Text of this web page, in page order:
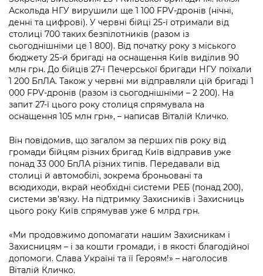
Підприємства, установи, організації
Kyiv International Relations
Річні звіти
Гендерна політика
Безбар'єрність
Портал Захисників та Захисниць
Безбар'єрність
Портал послуг
Міський застосунок Київ Цифровий
Важливе під час воєнного стану
Уряд» – місцевий рівень»
Важливе під час воєнного стану
Про відкриті дані
Портал даних Києва
Публічні дашборди
Аскольда НГУ вирушили ще 1 100 FPV-дронів (нічні,
денні та цифрові). У червні бійці 25-ї отримали від
столиці 700 таких безпілотників (разом із
сьогоднішніми це 1 800). Від початку року з міського
бюджету 25-й бригаді на оснащення Київ виділив 90
млн грн. До бійців 27-ї Печерської бригади НГУ поїхали
1 200 БпЛА. Також у червні ми відправляли цій бригаді 1
000 FPV-дронів (разом із сьогоднішніми – 2 200). На
запит 27-ї цього року столиця спрямувала на
оснащення 105 млн грн», – написав Віталій Кличко.
Він повідомив, що загалом за перших пів року від
громади бійцям різних бригад Київ відправив уже
понад 33 000 БпЛА різних типів. Передавали від
столиці й автомобілі, зокрема броньовані та
всюдиходи, вкрай необхідні системи РЕБ (понад 200),
системи зв’язку. На підтримку Захисників і Захисниць
цього року Київ спрямував уже 6 млрд грн.
«Ми продовжимо допомагати нашим Захисникам і
Захисницям – і за кошти громади, і в якості благодійної
допомоги. Слава Україні та її Героям!» – наголосив
Віталій Кличко.